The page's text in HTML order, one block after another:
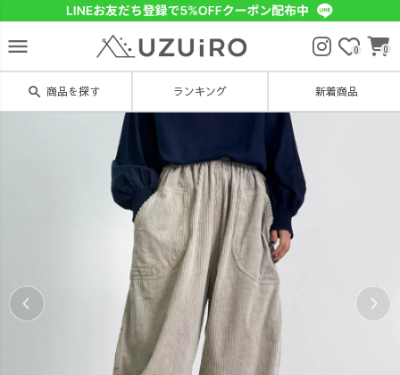
menu 0 0
search 商品を探す ランキング 新着商品